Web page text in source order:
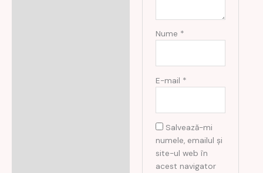
Nume *
E-mail *
Salvează-mi
numele, emailul și
site-ul web în
acest navigator